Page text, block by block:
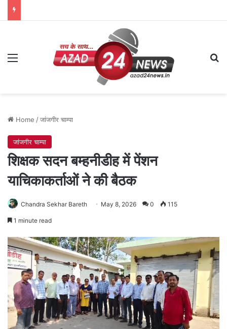
Menu
Home /जांजगीर चाम्पा
जांजगीर चाम्पा
शिक्षक सदन बम्हनीडीह में पेंशन
याचिकाकर्ताओं ने की बैठक
Chandra Sekhar Bareth May 8, 2026 0 115
1 minute read